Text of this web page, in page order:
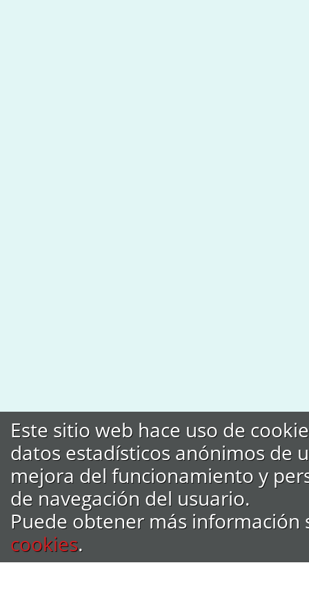
Este sitio web hace uso de
datos estadísticos anónimos de
mejora del funcionamiento y
de navegación del usuario.
Puede obtener más
cookies.